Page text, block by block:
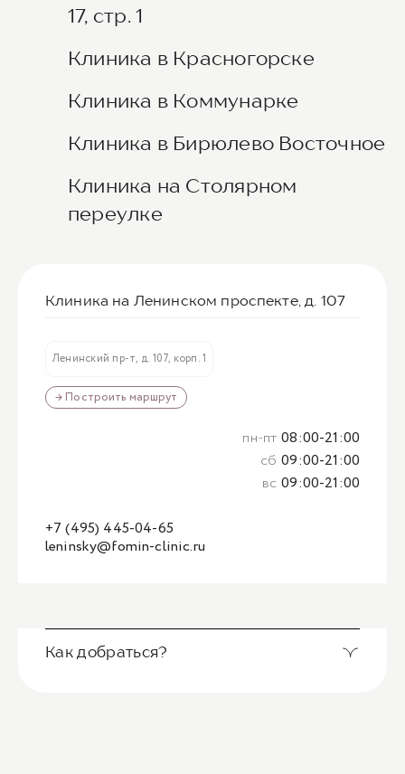
17, стр. 1
Клиника в Красногорске
Клиника в Коммунарке
Клиника в Бирюлево Восточное
Клиника на Столярном
переулке
Клиника на Ленинском проспекте, д. 107
Ленинский пр-т, д. 107, корп. 1
→ Построить маршрут
leninsky@fomin-clinic.ru
+7 (495) 445-04-65
пн-пт 08:00-21:00
сб 09:00-21:00
вс 09:00-21:00
Как добраться?